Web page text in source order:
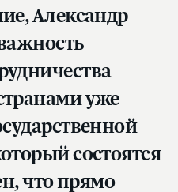
Александр
уже
состоятся
что прямо